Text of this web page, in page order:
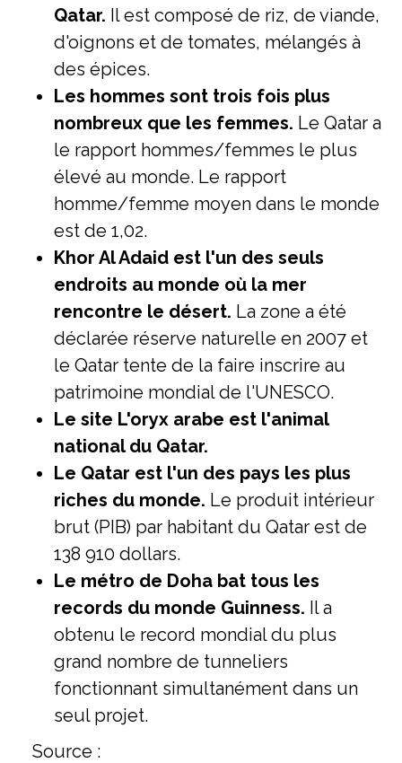
Qatar. Il est composé de riz, de viande,
d'oignons et de tomates, mélangés à
des épices.
Les hommes sont trois fois plus
nombreux que les femmes. Le Qatar a
le rapport hommes/femmes le plus
élevé au monde. Le rapport
homme/femme moyen dans le monde
est de 1,02.
Khor Al Adaid est l'un des seuls
endroits au monde où la mer
rencontre le désert. La zone a été
déclarée réserve naturelle en 2007 et
le Qatar tente de la faire inscrire au
patrimoine mondial de l'UNESCO.
Le site L'oryx arabe est l'animal
national du Qatar.
Le Qatar est l'un des pays les plus
riches du monde. Le produit intérieur
brut (PIB) par habitant du Qatar est de
138 910 dollars.
Le métro de Doha bat tous les
records du monde Guinness. Il a
obtenu le record mondial du plus
grand nombre de tunneliers
fonctionnant simultanément dans un
seul projet.
Source :